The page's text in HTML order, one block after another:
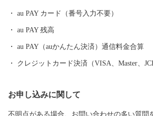
れた特産品をご賞味ください。また、この機
信州駒ヶ根へ足をお運びください。
au PAY カード（番号入力不要）
au PAY 残高
au PAY（auかんたん決済）通信料金合算
クレジットカード決済（VISA、Master、
お申し込みに関して
不明点がある場合、お問い合わせの多い質問